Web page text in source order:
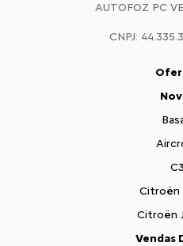
AUTOFOZ PC
CNPJ:
C3
Citroën
Citroën
Vendas